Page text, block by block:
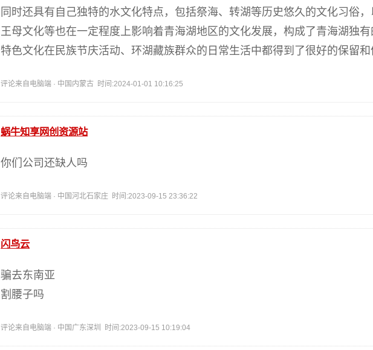
同时还具有自己独特的水文化特点，包括祭海、转湖等历史悠久的文化习俗
王母文化等也在一定程度上影响着青海湖地区的文化发展，构成了青海湖独
特色文化在民族节庆活动、环湖藏族群众的日常生活中都得到了很好的保留
评论来自电脑端 · 中国内蒙古 时间:2024-01-01 10:16:25
蜗牛知享网创资源站
你们公司还缺人吗
评论来自电脑端 · 中国河北石家庄 时间:2023-09-15 23:36:22
闪鸟云
骗去东南亚
割腰子吗
评论来自电脑端 · 中国广东深圳 时间:2023-09-15 10:19:04